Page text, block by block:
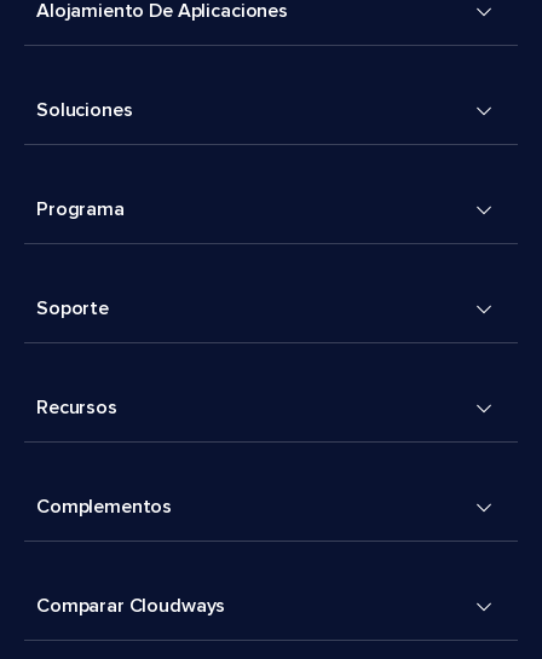
Alojamiento De Aplicaciones
Soluciones
Programa
Soporte
Recursos
Complementos
Comparar Cloudways